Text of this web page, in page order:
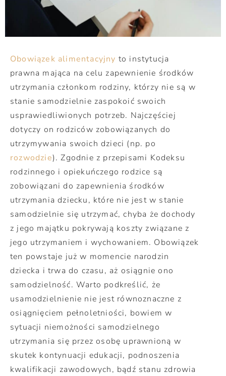
Obowiązek alimentacyjny to instytucja
prawna mająca na celu zapewnienie środków
utrzymania członkom rodziny, którzy nie są w
stanie samodzielnie zaspokoić swoich
usprawiedliwionych potrzeb. Najczęściej
dotyczy on rodziców zobowiązanych do
utrzymywania swoich dzieci (np. po
rozwodzie). Zgodnie z przepisami Kodeksu
rodzinnego i opiekuńczego rodzice są
zobowiązani do zapewnienia środków
utrzymania dziecku, które nie jest w stanie
samodzielnie się utrzymać, chyba że dochody
z jego majątku pokrywają koszty związane z
jego utrzymaniem i wychowaniem. Obowiązek
ten powstaje już w momencie narodzin
dziecka i trwa do czasu, aż osiągnie ono
samodzielność. Warto podkreślić, że
usamodzielnienie nie jest równoznaczne z
osiągnięciem pełnoletniości, bowiem w
sytuacji niemożności samodzielnego
utrzymania się przez osobę uprawnioną w
skutek kontynuacji edukacji, podnoszenia
kwalifikacji zawodowych, bądź stanu zdrowia